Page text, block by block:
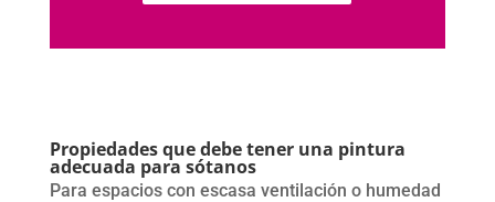
Propiedades que debe tener una pintura
adecuada para sótanos
Para espacios con escasa ventilación o humedad